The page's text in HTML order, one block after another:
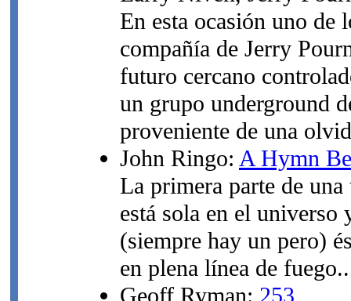
En esta ocasión uno de
compañía de Jerry
futuro cercano
un grupo underground
proveniente de una
John Ringo: A Hymn
La primera parte de
está sola en el universo
(siempre hay un pero)
en plena línea de